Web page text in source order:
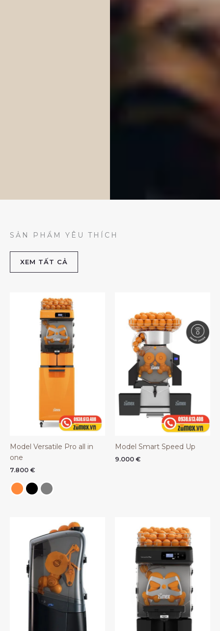
SẢN PHẨM YÊU THÍCH
XEM TẤT CẢ
Model Versatile Pro all in
one
7.800 €
Model Smart Speed Up
9.000 €